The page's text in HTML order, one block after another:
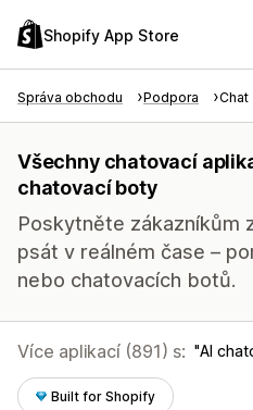
Shopify App Store
Správa obchodu Podpora Chat
Všechny chatovací
chatovací boty
Poskytněte zákazníkům
psát v reálném čase –
nebo chatovacích botů.
Více aplikací (891) s: AI
Built for Shopify